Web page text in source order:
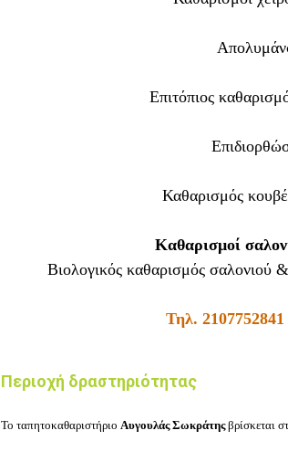
Επιτόπιος
Καθαρισμός
Καθαρισμοί
Βιολογικός καθαρισμός σαλονιού
Τηλ. 2107752841
Περιοχή δραστηριότητας
Το ταπητοκαθαριστήριο ΑυγουλάςΣωκράτης βρίσκεται